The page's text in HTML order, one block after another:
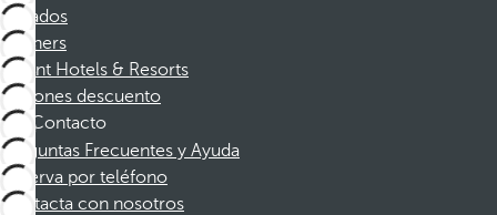
Afiliados
Partners
Dorint Hotels & Resorts
Cupones descuento
Contacto
Preguntas Frecuentes y Ayuda
Reserva por teléfono
Contacta con nosotros